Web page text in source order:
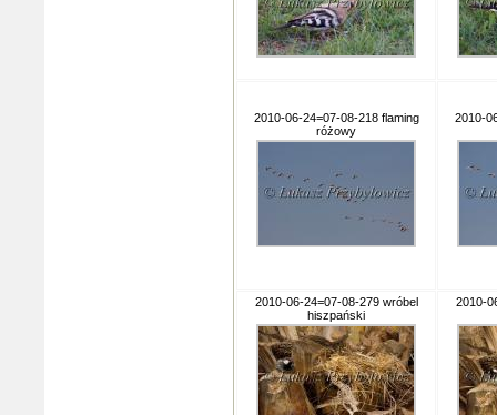
2010-06-24=07-08-218 flaming
różowy
2010-
2010-06-24=07-08-279 wróbel
hiszpański
2010-